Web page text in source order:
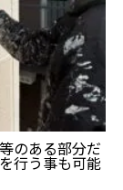
のある部分だ
行う事も可能